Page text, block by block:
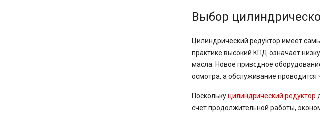
Выбор
Цилиндрический редуктор имеет
практике высокий КПД означает
масла. Новое приводное
осмотра, а обслуживание проводится
Посколькуцилиндрический редуктор
счет продолжительной работы,